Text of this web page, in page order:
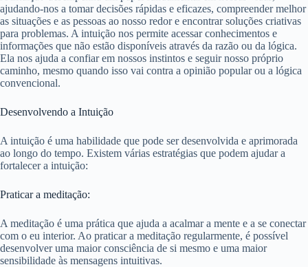
ajudando-nos a tomar decisões rápidas e eficazes, compreender melhor
as situações e as pessoas ao nosso redor e encontrar soluções criativas
para problemas. A intuição nos permite acessar conhecimentos e
informações que não estão disponíveis através da razão ou da lógica.
Ela nos ajuda a confiar em nossos instintos e seguir nosso próprio
caminho, mesmo quando isso vai contra a opinião popular ou a lógica
convencional.
Desenvolvendo a Intuição
A intuição é uma habilidade que pode ser desenvolvida e aprimorada
ao longo do tempo. Existem várias estratégias que podem ajudar a
fortalecer a intuição:
Praticar a meditação:
A meditação é uma prática que ajuda a acalmar a mente e a se conectar
com o eu interior. Ao praticar a meditação regularmente, é possível
desenvolver uma maior consciência de si mesmo e uma maior
sensibilidade às mensagens intuitivas.